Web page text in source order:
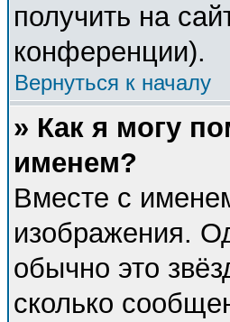
получить на
конференции).
Вернуться к началу
» Как я могу
именем?
Вместе с
изображения.
обычно это
сколько